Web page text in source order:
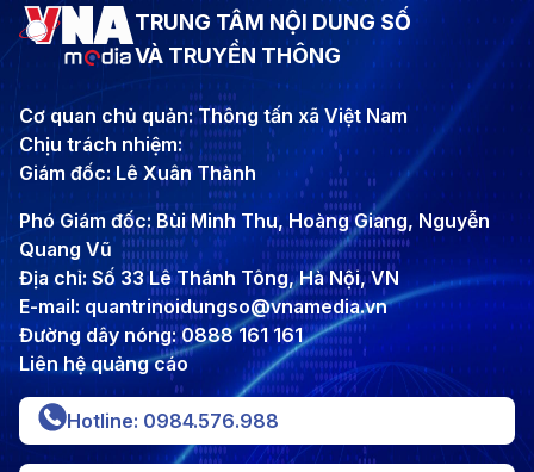
TRUNG TÂM NỘI DUNG SỐ
VÀ TRUYỀN THÔNG
Cơ quan chủ quản: Thông tấn xã Việt Nam
Chịu trách nhiệm:
Giám đốc: Lê Xuân Thành
Phó Giám đốc: Bùi Minh Thu, Hoàng Giang, Nguyễn
Quang Vũ
Địa chỉ: Số 33 Lê Thánh Tông, Hà Nội, VN
E-mail: quantrinoidungso@vnamedia.vn
Đường dây nóng: 0888 161 161
Liên hệ quảng cáo
Hotline: 0984.576.988